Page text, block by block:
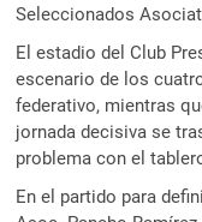
Seleccionados
El estadio del Club
escenario de los
federativo, mientras
jornada decisiva se
problema con el
En el partido para